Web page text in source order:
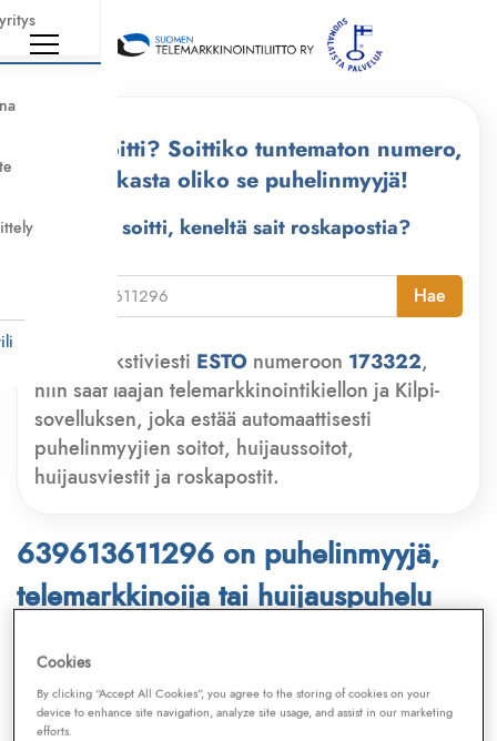
Kuka soitti? Soittiko tuntematon numero,
tarkasta oliko se puhelinmyyjä!
Kuka soitti, keneltä sait roskapostia?
Hae
Lähetä tekstiviesti ESTO numeroon 173322,
niin saat laajan telemarkkinointikiellon ja Kilpi-
sovelluksen, joka estää automaattisesti
puhelinmyyjien soitot, huijaussoitot,
huijausviestit ja roskapostit.
639613611296 on puhelinmyyjä,
telemarkkinoija tai huijauspuhelu
Puhelinnumero
Telemarkkinointiliiton jaKilpi-sovelluksen
tietokannasta, joka kattaa satoja tuhansia
Cookies
By clicking “Accept All Cookies”, you agree to the storing of cookies on your
device to enhance site navigation, analyze site usage, and assist in our marketing
efforts.